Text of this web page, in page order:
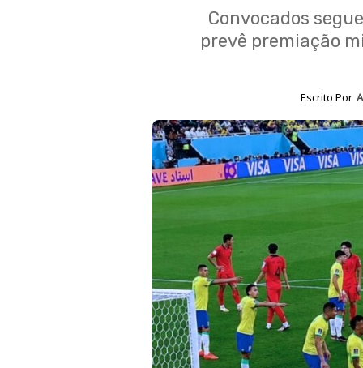
Convocados
prevê premiação
Escrito Por